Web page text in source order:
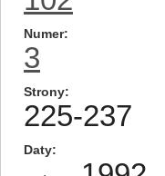
Numer
3
Strony
225-237
Daty